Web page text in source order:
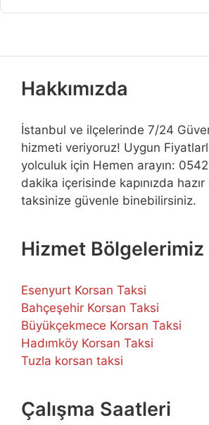
Hakkımızda
İstanbul ve ilçelerinde 7/24
hizmeti veriyoruz! Uygun
yolculuk için Hemen arayın:
dakika içerisinde kapınızda
taksinize güvenle binebilirsiniz.
Hizmet Bölgelerimiz
Esenyurt Korsan Taksi
Bahçeşehir Korsan Taksi
Büyükçekmece Korsan Taksi
Hadımköy Korsan Taksi
Tuzla korsan taksi
Çalışma Saatleri